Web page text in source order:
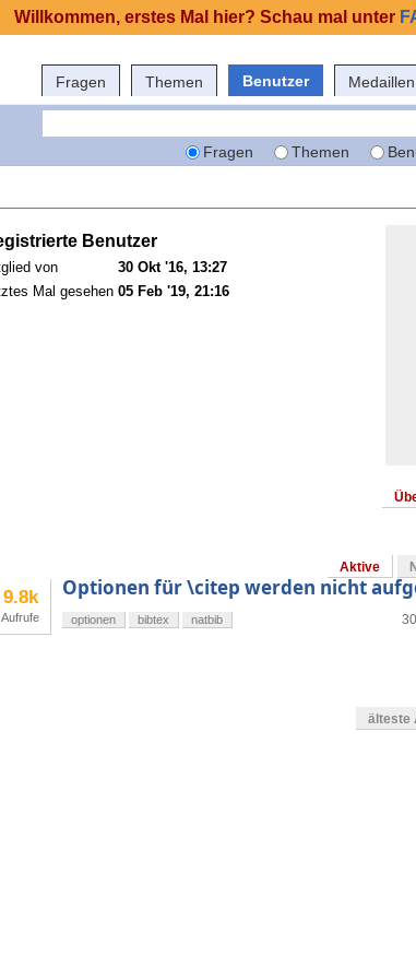
Fragen Themen Benutzer Medaillen
Fragen Themen
Benutzer
von
30 Okt '16, 13:27
Mal gesehen 05 Feb '19, 21:16
Aktive
9.8k
Aufrufe
Optionen für \citep werden nicht
optionen bibtex natbib
älteste
Willkommen, erstes Mal hier? Schau mal unter